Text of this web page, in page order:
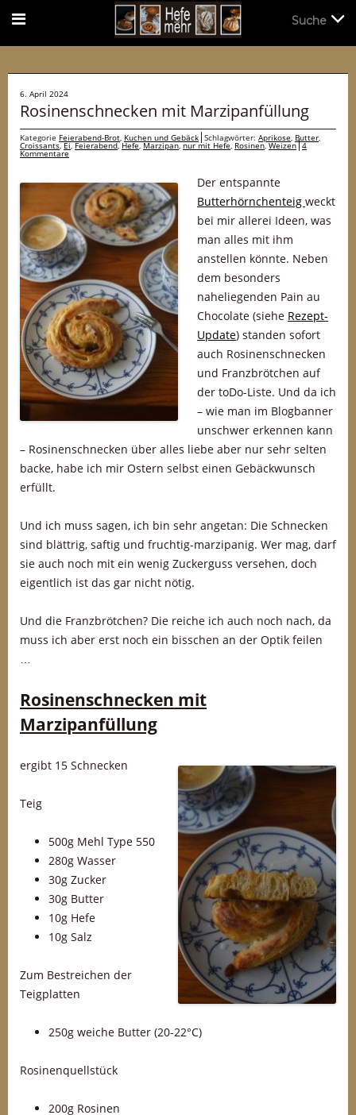
6. April 2024
Rosinenschnecken mit Marzipanfüllung
Kategorie Feierabend-Brot, Kuchen und Gebäck Schlagwörter: Aprikose, Butter,
Croissants,Ei,Feierabend, Hefe,Marzipan,nur mit Hefe, Rosinen,Weizen 4
Kommentare
Der entspannte
Butterhörnchenteig weckt
bei mir allerei Ideen, was
man alles mit ihm
anstellen könnte. Neben
dem besonders
naheliegenden Pain au
Chocolate (siehe Rezept-
Update) standen sofort
auch Rosinenschnecken
und Franzbrötchen auf
der toDo-Liste. Und da ich
– wie man im Blogbanner
unschwer erkennen kann
– Rosinenschnecken über alles liebe aber nur sehr selten
backe, habe ich mir Ostern selbst einen Gebäckwunsch
erfüllt.
Und ich muss sagen, ich bin sehr angetan: Die Schnecken
sind blättrig, saftig und fruchtig-marzipanig. Wer mag, darf
sie auch noch mit ein wenig Zuckerguss versehen, doch
eigentlich ist das gar nicht nötig.
Und die Franzbrötchen? Die reiche ich auch noch nach, da
muss ich aber erst noch ein bisschen an der Optik feilen
…
Rosinenschnecken mit
Marzipanfüllung
ergibt 15 Schnecken
Teig
500g Mehl Type 550
280g Wasser
30g Zucker
30g Butter
10g Hefe
10g Salz
Zum Bestreichen der
Teigplatten
250g weiche Butter (20-22°C)
Rosinenquellstück
200g Rosinen
Suche
Suche